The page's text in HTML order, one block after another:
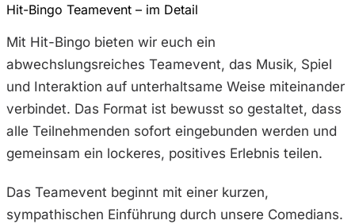
Hit-Bingo Teamevent – im Detail
Mit Hit-Bingo bieten wir euch ein
abwechslungsreiches Teamevent, das Musik, Spiel
und Interaktion auf unterhaltsame Weise miteinander
verbindet. Das Format ist bewusst so gestaltet, dass
alle Teilnehmenden sofort eingebunden werden und
gemeinsam ein lockeres, positives Erlebnis teilen.
Das Teamevent beginnt mit einer kurzen,
sympathischen Einführung durch unsere Comedians.